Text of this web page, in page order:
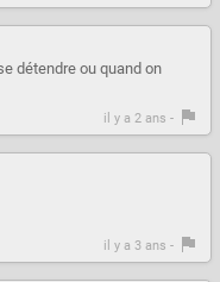
détendre ou quand on
il y a 2 ans -
il y a 3 ans -